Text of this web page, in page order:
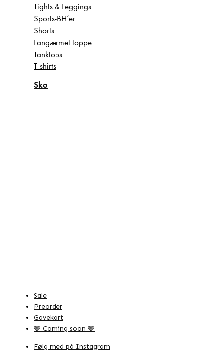
Tights & Leggings
Sports-BH’er
Shorts
Langærmet toppe
Tanktops
T-shirts
Sko
Sale
Preorder
Gavekort
🩶 Coming soon 🩶
Følg med på Instagram